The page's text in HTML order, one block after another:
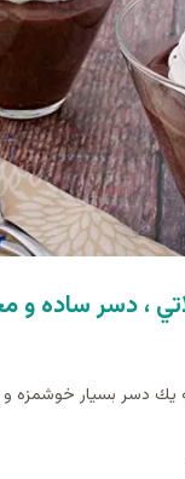
، دسر ساده و
، طرز تهيه يك دسر بسيار